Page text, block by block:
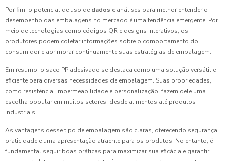
Por fim, o potencial de uso de dados e análises para melhor entender o
desempenho das embalagens no mercado é uma tendência emergente. Por
meio de tecnologias como códigos QR e designs interativos, os
produtores podem coletar informações sobre o comportamento do
consumidor e aprimorar continuamente suas estratégias de embalagem.
Em resumo, o saco PP adesivado se destaca como uma solução versátil e
eficiente para diversas necessidades de embalagem. Suas propriedades,
como resistência, impermeabilidade e personalização, fazem dele uma
escolha popular em muitos setores, desde alimentos até produtos
industriais.
As vantagens desse tipo de embalagem são claras, oferecendo segurança,
praticidade e uma apresentação atraente para os produtos. No entanto, é
fundamental seguir boas práticas para maximizar sua eficácia e garantir